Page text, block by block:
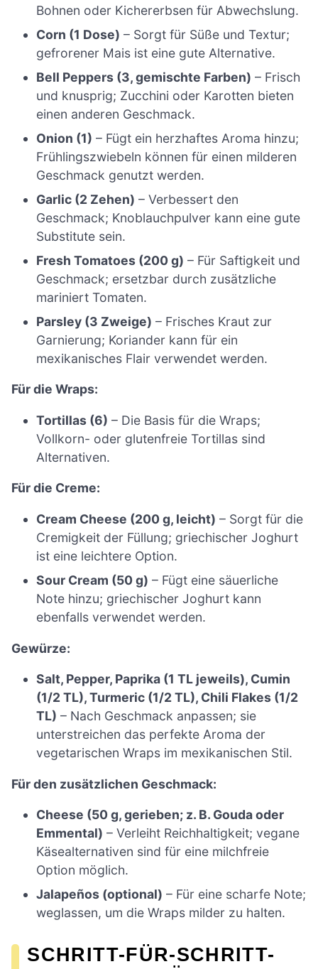
Bohnen oder Kichererbsen für Abwechslung.
Corn (1 Dose) – Sorgt für Süße und Textur;
gefrorener Mais ist eine gute Alternative.
Bell Peppers (3, gemischte Farben) – Frisch
und knusprig; Zucchini oder Karotten bieten
einen anderen Geschmack.
Onion (1) – Fügt ein herzhaftes Aroma hinzu;
Frühlingszwiebeln können für einen milderen
Geschmack genutzt werden.
Garlic (2 Zehen) – Verbessert den
Geschmack; Knoblauchpulver kann eine gute
Substitute sein.
Fresh Tomatoes (200 g) – Für Saftigkeit und
Geschmack; ersetzbar durch zusätzliche
mariniert Tomaten.
Parsley (3 Zweige) – Frisches Kraut zur
Garnierung; Koriander kann für ein
mexikanisches Flair verwendet werden.
Für die Wraps:
Tortillas (6) – Die Basis für die Wraps;
Vollkorn- oder glutenfreie Tortillas sind
Alternativen.
Für die Creme:
Cream Cheese (200 g, leicht) – Sorgt für die
Cremigkeit der Füllung; griechischer Joghurt
ist eine leichtere Option.
Sour Cream (50 g) – Fügt eine säuerliche
Note hinzu; griechischer Joghurt kann
ebenfalls verwendet werden.
Gewürze:
Salt, Pepper, Paprika (1 TL jeweils), Cumin
(1/2 TL), Turmeric (1/2 TL), Chili Flakes (1/2
TL) – Nach Geschmack anpassen; sie
unterstreichen das perfekte Aroma der
vegetarischen Wraps im mexikanischen Stil.
Für den zusätzlichen Geschmack:
Cheese (50 g, gerieben; z. B. Gouda oder
Emmental) – Verleiht Reichhaltigkeit; vegane
Käsealternativen sind für eine milchfreie
Option möglich.
Jalapeños (optional) – Für eine scharfe Note;
weglassen, um die Wraps milder zu halten.
SCHRITT-FÜR-SCHRITT-